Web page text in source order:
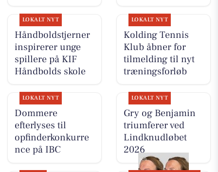
LOKALT NYT
Håndboldstjerner
inspirerer unge
spillere på KIF
Håndbolds skole
LOKALT NYT
Kolding Tennis
Klub åbner for
tilmelding til nyt
træningsforløb
LOKALT NYT
Dommere
efterlyses til
opfinderkonkurre
nce på IBC
LOKALT NYT
Gry og Benjamin
triumferer ved
Lindknudløbet
2026